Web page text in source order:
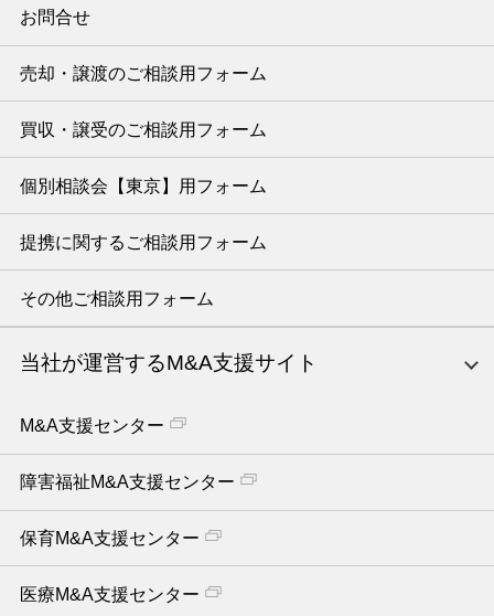
お問合せ
売却・譲渡のご相談用フォーム
買収・譲受のご相談用フォーム
個別相談会【東京】用フォーム
提携に関するご相談用フォーム
その他ご相談用フォーム
当社が運営するM&A支援サイト
M&A支援センター
障害福祉M&A支援センター
保育M&A支援センター
医療M&A支援センター